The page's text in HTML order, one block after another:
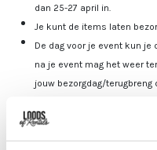
dan 25-27 april in.
Je kunt de items laten
De dag voor je event kun je
na je event mag het weer
jouw bezorgdag/terugbreng
worden dan op vrijdag
verhuurchauffeurs rijden